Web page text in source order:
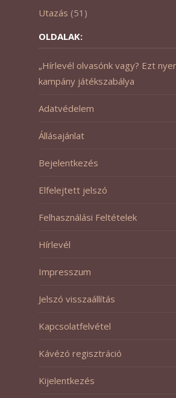
Utazás (51)
OLDALAK:
„Hírlevél olvasónk vagy? Ezt
kampány játékszabálya
Adatvédelem
Állásajánlat
Bejelentkezés
Elfelejtett jelszó
Felhasználási Feltételek
Hírlevél
Impresszum
Jelszó visszaállítás
Kapcsolatfelvétel
Kávézó regisztráció
Kijelentkezés